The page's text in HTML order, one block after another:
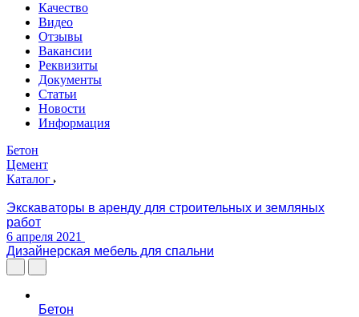
Качество
Видео
Отзывы
Вакансии
Реквизиты
Документы
Статьи
Новости
Информация
Бетон
Цемент
Каталог
Экскаваторы в аренду для строительных и земляных
работ
6 апреля 2021
Дизайнерская мебель для спальни
Бетон